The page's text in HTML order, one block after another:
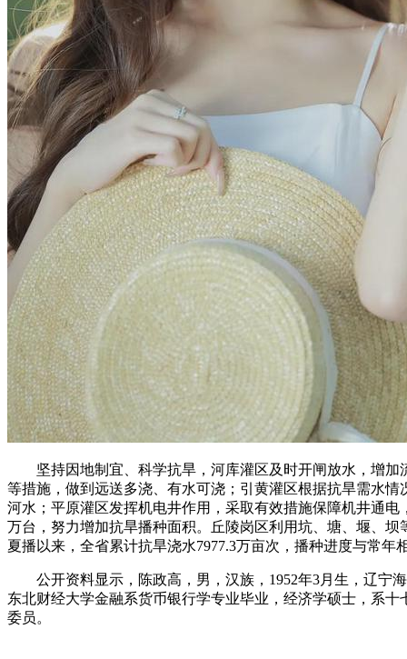
坚持因地制宜、科学抗旱，河库灌区及时开闸放水，增加
等措施，做到远送多浇、有水可浇；引黄灌区根据抗旱需水情
河水；平原灌区发挥机电井作用，采取有效措施保障机井通电
万台，努力增加抗旱播种面积。丘陵岗区利用坑、塘、堰、坝
夏播以来，全省累计抗旱浇水7977.3万亩次，播种进度与常年
公开资料显示，陈政高，男，汉族，1952年3月生，辽宁海
东北财经大学金融系货币银行学专业毕业，经济学硕士，系
委员。